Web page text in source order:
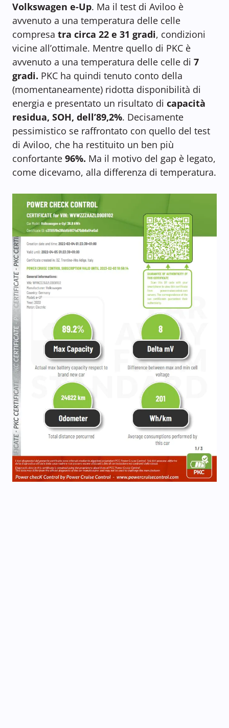
Volkswagen e-Up. Ma il test di Aviloo è
avvenuto a una temperatura delle celle
compresa tra circa 22 e 31 gradi, condizioni
vicine all’ottimale. Mentre quello di PKC è
avvenuto a una temperatura delle celle di 7
gradi. PKC ha quindi tenuto conto della
(momentaneamente) ridotta disponibilità di
energia e presentato un risultato di capacità
residua, SOH, dell’89,2%. Decisamente
pessimistico se raffrontato con quello del test
di Aviloo, che ha restituito un ben più
confortante 96%. Ma il motivo del gap è legato,
come dicevamo, alla differenza di temperatura.